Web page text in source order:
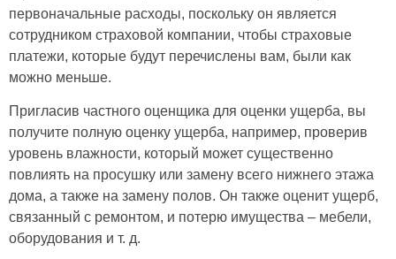
первоначальные расходы, поскольку он является
сотрудником страховой компании, чтобы страховые
платежи, которые будут перечислены вам, были как
можно меньше.
Пригласив частного оценщика для оценки ущерба, вы
получите полную оценку ущерба, например, проверив
уровень влажности, который может существенно
повлиять на просушку или замену всего нижнего этажа
дома, а также на замену полов. Он также оценит ущерб,
связанный с ремонтом, и потерю имущества – мебели,
оборудования и т. д.